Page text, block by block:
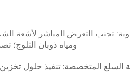
تجنب التعرض المباشر لأشعة
ومياه ذوبان الثلوج؛
السلع المتخصصة: تنفيذ حلول